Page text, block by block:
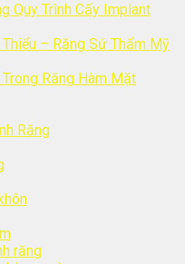
Quy Trình Cấy Implant
– Răng Sứ Thẩm Mỹ
Răng Hàm Mặt
Răng
răng